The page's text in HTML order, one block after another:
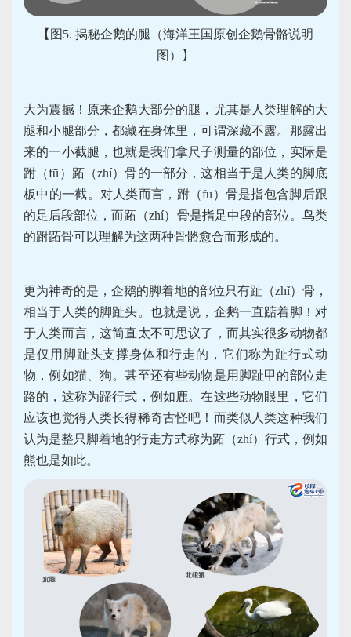
【图5. 揭秘企鹅的腿（海洋王国原创企鹅骨骼说明
图）】
大为震撼！原来企鹅大部分的腿，尤其是人类理解的大
腿和小腿部分，都藏在身体里，可谓深藏不露。那露出
来的一小截腿，也就是我们拿尺子测量的部位，实际是
跗（fū）跖（zhí）骨的一部分，这相当于是人类的脚底
板中的一截。对人类而言，跗（fū）骨是指包含脚后跟
的足后段部位，而跖（zhí）骨是指足中段的部位。鸟类
的跗跖骨可以理解为这两种骨骼愈合而形成的。
更为神奇的是，企鹅的脚着地的部位只有趾（zhǐ）骨，
相当于人类的脚趾头。也就是说，企鹅一直踮着脚！对
于人类而言，这简直太不可思议了，而其实很多动物都
是仅用脚趾头支撑身体和行走的，它们称为趾行式动
物，例如猫、狗。甚至还有些动物是用脚趾甲的部位走
路的，这称为蹄行式，例如鹿。在这些动物眼里，它们
应该也觉得人类长得稀奇古怪吧！而类似人类这种我们
认为是整只脚着地的行走方式称为跖（zhí）行式，例如
熊也是如此。